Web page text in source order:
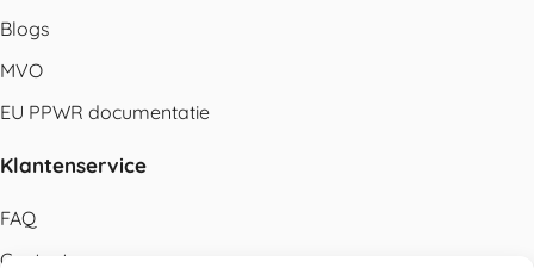
Blogs
MVO
EU PPWR documentatie
Klantenservice
FAQ
Contact